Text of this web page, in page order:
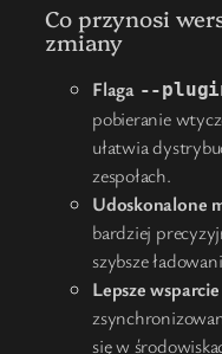
Co przynosi
zmiany
Flaga --
pobieranie
ułatwia
zespołach.
Udoskonalone
bardziej
szybsze
Lepsze
się w